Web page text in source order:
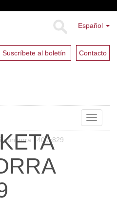
Español
Suscríbete al boletín Contacto
Toggle
1400x829